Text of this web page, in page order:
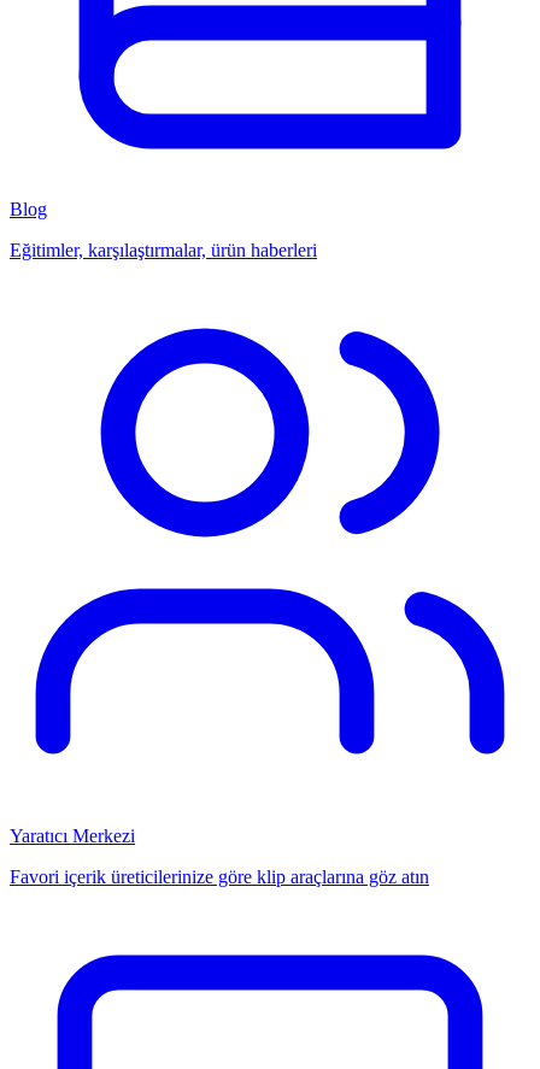
Blog
Eğitimler, karşılaştırmalar, ürün haberleri
Yaratıcı Merkezi
Favori içerik üreticilerinize göre klip araçlarına göz atın